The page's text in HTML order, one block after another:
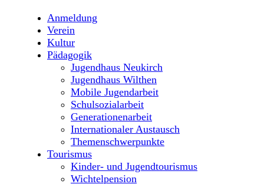
Anmeldung
Verein
Kultur
Pädagogik
Jugendhaus Neukirch
Jugendhaus Wilthen
Mobile Jugendarbeit
Schulsozialarbeit
Generationenarbeit
Internationaler Austausch
Themenschwerpunkte
Tourismus
Kinder- und Jugendtourismus
Wichtelpension